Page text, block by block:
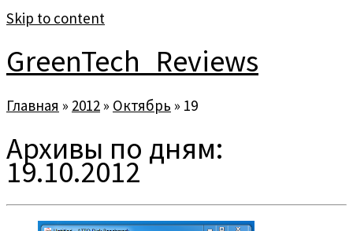
Skip to content
GreenTech_Reviews
Главная » 2012 » Октябрь » 19
Архивы по дням:
19.10.2012